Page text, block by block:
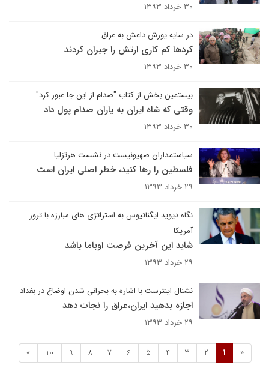
۳۰ خرداد ۱۳۹۳
در سایه یورش داعش به عراق
کردها کم کاری ارتش را جبران کردند
۳۰ خرداد ۱۳۹۳
بیستمین بخش از کتاب "صدام از این جا عبور کرد"
وقتی که شاه ایران به یاران صدام پول داد
۳۰ خرداد ۱۳۹۳
سیاستمداران صهیونیست در نشست هرتزلیا
فلسطین را رها کنید، خطر اصلی ایران است
۲۹ خرداد ۱۳۹۳
نگاه دیوید ایگناتیوس به استراتژی های مبارزه با ترور
آمریکا
شاید این آخرین فرصت اوباما باشد
۲۹ خرداد ۱۳۹۳
نشنال اینترست با اشاره به بحرانی شدن اوضاع در بغداد
اجازه بدهید ایران،عراق را نجات دهد
۲۹ خرداد ۱۳۹۳
«
1
2
3
4
5
6
7
8
9
10
»